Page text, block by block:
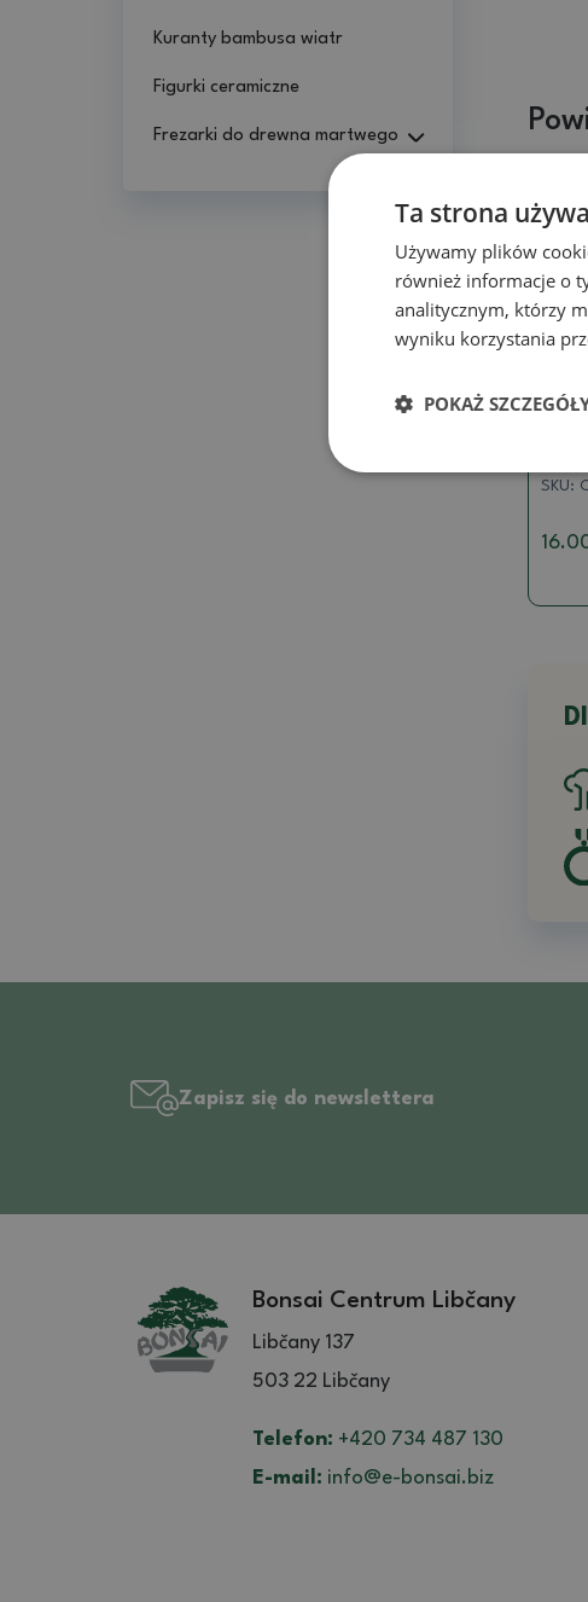
Kuranty bambusa wiatr
Figurki ceramiczne
Frezarki do drewna martwego
Mini
SKU:
Zapisz się do newslettera
Bonsai Centrum Libčany
Libčany 137
503 22 Libčany
Telefon: +420 734 487 130
E-mail: info@e-bonsai.biz
Ta strona
Używamy plików
również informacje o
analitycznym, którzy
wyniku korzystania
POKAŻ